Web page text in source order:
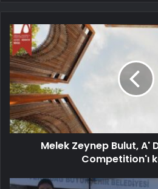
Melek Zeynep Bulut, A'
Competition'ı